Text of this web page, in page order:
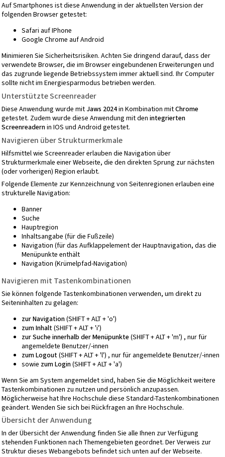
Auf Smartphones ist diese Anwendung in der aktuellsten Version der
folgenden Browser getestet:
Safari auf IPhone
Google Chrome auf Android
Minimieren Sie Sicherheitsrisiken. Achten Sie dringend darauf, dass der
verwendete Browser, die im Browser eingebundenen Erweiterungen und
das zugrunde liegende Betriebssystem immer aktuell sind. Ihr Computer
sollte nicht im Energiesparmodus betrieben werden.
Unterstützte Screenreader
Diese Anwendung wurde mit Jaws 2024in Kombination mitChrome
getestet. Zudem wurde diese Anwendung mit den integrierten
Screenreadernin IOS und Android getestet.
Navigieren über Strukturmerkmale
Hilfsmittel wie Screenreader erlauben die Navigation über
Strukturmerkmale einer Webseite, die den direkten Sprung zur nächsten
(oder vorherigen) Region erlaubt.
Folgende Elemente zur Kennzeichnung von Seitenregionen erlauben eine
strukturelle Navigation:
Banner
Suche
Hauptregion
Inhaltsangabe (für die Fußzeile)
Navigation (für das Aufklappelement der Hauptnavigation, das die
Menüpunkte enthält
Navigation (Krümelpfad-Navigation)
Navigieren mit Tastenkombinationen
Sie können folgende Tastenkombinationen verwenden, um direkt zu
Seiteninhalten zu gelagen:
zur Navigation(SHIFT + ALT + 'o')
zum Inhalt(SHIFT + ALT + 'i')
zur Suche innerhalb der Menüpunkte(SHIFT + ALT + 'm') , nur für
angemeldete Benutzer/-innen
zum Logout(SHIFT + ALT + 'l') , nur für angemeldete Benutzer/-innen
sowie zum Login(SHIFT + ALT + 'a')
Wenn Sie am System angemeldet sind, haben Sie die Möglichkeit weitere
Tastenkombinationen zu nutzen und persönlich anzupassen.
Möglicherweise hat Ihre Hochschule diese Standard-Tastenkombinationen
geändert. Wenden Sie sich bei Rückfragen an Ihre Hochschule.
Übersicht der Anwendung
In der Übersicht der Anwendung finden Sie alle Ihnen zur Verfügung
stehenden Funktionen nach Themengebieten geordnet. Der Verweis zur
Struktur dieses Webangebots befindet sich unten auf der Webseite.